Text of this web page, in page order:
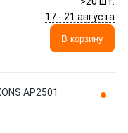
17 - 21 августа
В корзину
AP2501